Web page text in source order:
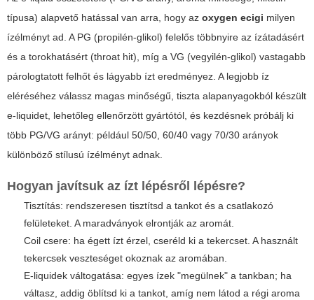
típusa) alapvető hatással van arra, hogy az oxygen ecigi milyen
ízélményt ad. A PG (propilén-glikol) felelős többnyire az ízátadásért
és a torokhatásért (throat hit), míg a VG (vegyilén-glikol) vastagabb
párologtatott felhőt és lágyabb ízt eredményez. A legjobb íz
eléréséhez válassz magas minőségű, tiszta alapanyagokból készült
e-liquidet, lehetőleg ellenőrzött gyártótól, és kezdésnek próbálj ki
több PG/VG arányt: például 50/50, 60/40 vagy 70/30 arányok
különböző stílusú ízélményt adnak.
Hogyan javítsuk az ízt lépésről lépésre?
Tisztítás: rendszeresen tisztítsd a tankot és a csatlakozó
felületeket. A maradványok elrontják az aromát.
Coil csere: ha égett ízt érzel, cseréld ki a tekercset. A használt
tekercsek veszteséget okoznak az aromában.
E-liquidek váltogatása: egyes ízek "megülnek" a tankban; ha
váltasz, addig öblítsd ki a tankot, amíg nem látod a régi aroma